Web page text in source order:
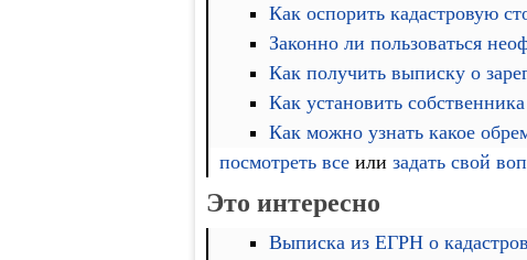
Как оспорить кадастровую
Законно ли пользоваться
Как получить выписку о
Как установить
Как можно узнать какое
посмотреть все или задать свой
Это интересно
Выписка из ЕГРН о